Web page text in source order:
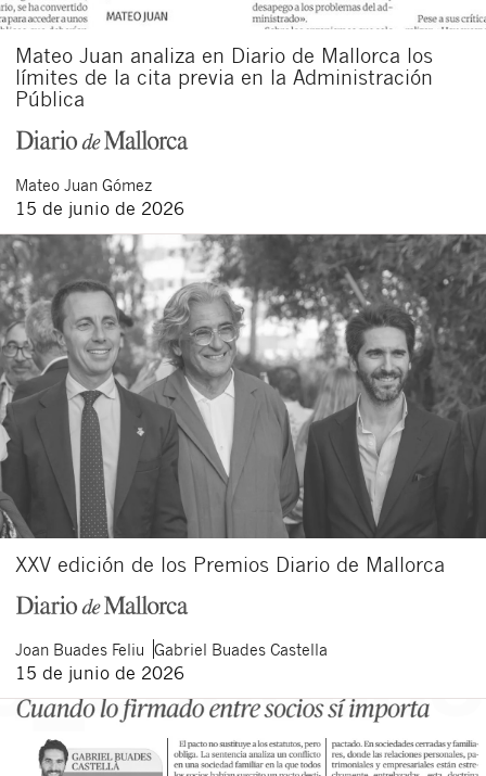
Mateo Juan analiza en Diario de Mallorca los
límites de la cita previa en la Administración
Pública
Mateo Juan Gómez
15 de junio de 2026
XXV edición de los Premios Diario de Mallorca
Joan Buades Feliu Gabriel Buades Castella
15 de junio de 2026